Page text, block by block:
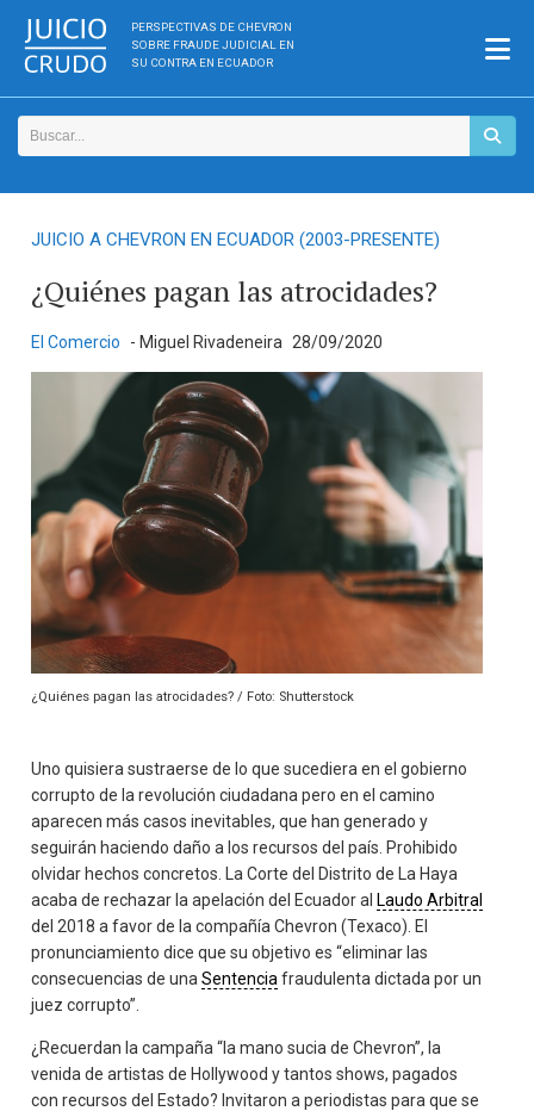
PERSPECTIVAS DE CHEVRON
SOBRE FRAUDE JUDICIAL EN
SU CONTRA EN ECUADOR
JUICIO A CHEVRON EN ECUADOR (2003-PRESENTE)
¿Quiénes pagan las atrocidades?
El Comercio - Miguel Rivadeneira 28/09/2020
¿Quiénes pagan las atrocidades? / Foto: Shutterstock
Uno quisiera sustraerse de lo que sucediera en el gobierno
corrupto de la revolución ciudadana pero en el camino
aparecen más casos inevitables, que han generado y
seguirán haciendo daño a los recursos del país. Prohibido
olvidar hechos concretos. La Corte del Distrito de La Haya
acaba de rechazar la apelación del Ecuador al Laudo Arbitral
del 2018 a favor de la compañía Chevron (Texaco). El
pronunciamiento dice que su objetivo es “eliminar las
consecuencias de unaSentencia fraudulenta dictada por un
juez corrupto”.
¿Recuerdan la campaña “la mano sucia de Chevron”, la
venida de artistas de Hollywood y tantos shows, pagados
con recursos del Estado? Invitaron a periodistas para que se